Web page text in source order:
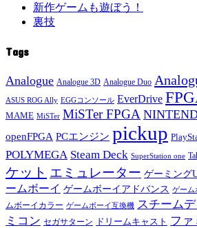
新作ゲームも遊ぼう！
裏技
Tags
Analogue Analogue 3D Analogue Duo
ASUS ROG Ally EGGコンソール EverDrive
MAME MiSTer MiSTer FPGA
openFPGA PCエンジン pickup
POLYMEGA Steam Deck SuperStation one
ケット エミュレーター ゲーミング
ームボーイ ゲームボーイアドバンス ゲーム
ムボーイカラー ゲームボーイ互換機 スチームデ
ミコン セガサターン ドリームキャスト ファ